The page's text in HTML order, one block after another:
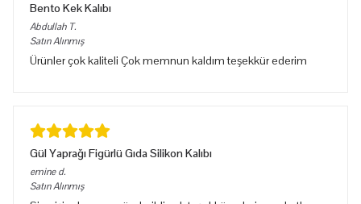
Bento Kek Kalıbı
Abdullah T.
Satın Alınmış
Ürünler çok kaliteli Çok memnun kaldım teşekkür ederim
Gül Yaprağı Figürlü Gıda Silikon Kalıbı
emine d.
Satın Alınmış